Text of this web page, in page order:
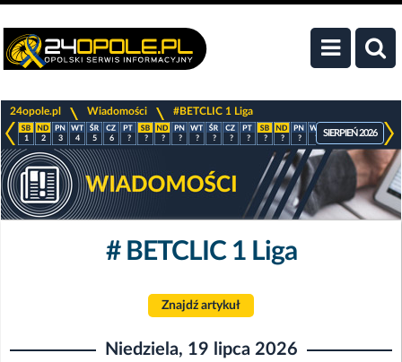
24opole.pl Wiadomości #BETCLIC 1 Liga
1 2 3 4 5 6 ? ? ? ? ? ? ? ? ? ? ? ? ? ? ?
SIERPIEŃ 2026
# BETCLIC 1 Liga
Znajdź artykuł
Niedziela, 19 lipca 2026